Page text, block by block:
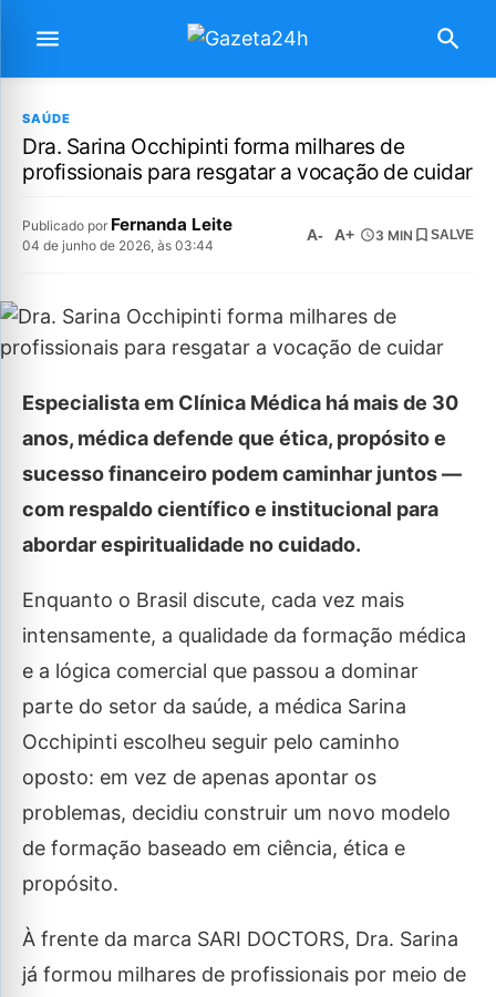
SAÚDE
Dra. Sarina Occhipinti forma milhares de
profissionais para resgatar a vocação de cuidar
Publicado por Fernanda Leite
04 de junho de 2026, às 03:44
A- A+ 3 MIN SALVE
Especialista em Clínica Médica há mais de 30
anos, médica defende que ética, propósito e
sucesso financeiro podem caminhar juntos —
com respaldo científico e institucional para
abordar espiritualidade no cuidado.
Enquanto o Brasil discute, cada vez mais
intensamente, a qualidade da formação médica
e a lógica comercial que passou a dominar
parte do setor da saúde, a médica Sarina
Occhipinti escolheu seguir pelo caminho
oposto: em vez de apenas apontar os
problemas, decidiu construir um novo modelo
de formação baseado em ciência, ética e
propósito.
À frente da marca SARI DOCTORS, Dra. Sarina
já formou milhares de profissionais por meio de